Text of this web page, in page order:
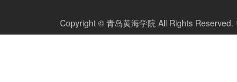
Copyright © 青岛黄海学院 All Rights Reserved.